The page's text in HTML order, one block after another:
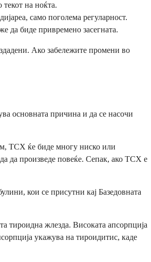
на ноќта.
само поголема регуларност.
да биде привремено засегната.
Ако забележите промени во
основната причина и да се насочи
ТСХ ќе биде многу ниско или
да произведе повеќе. Сепак, ако ТСХ е
кои се присутни кај Базедовната
тироидна жлезда. Високата апсорпција
укажува на тироидитис, каде